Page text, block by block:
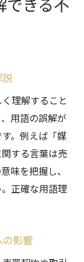
理解すること
用語の誤解が
。例えば「媒
する言葉は売
味を把握し、
正確な用語理
影響